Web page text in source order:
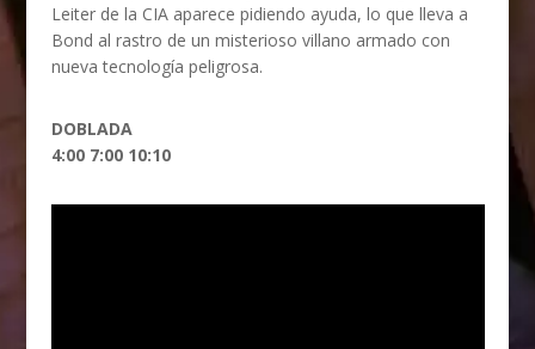
Leiter de la CIA aparece pidiendo ayuda, lo que lleva a
Bond al rastro de un misterioso villano armado con
nueva tecnología peligrosa.
DOBLADA
4:00 7:00 10:10